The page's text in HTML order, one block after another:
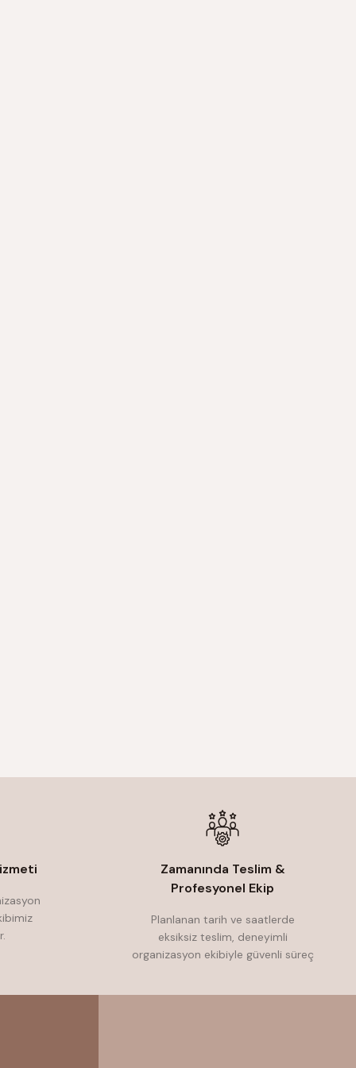
Zamanında Teslim &
Profesyonel Ekip
Planlanan tarih ve saatlerde
eksiksiz teslim, deneyimli
organizasyon ekibiyle güvenli süreç